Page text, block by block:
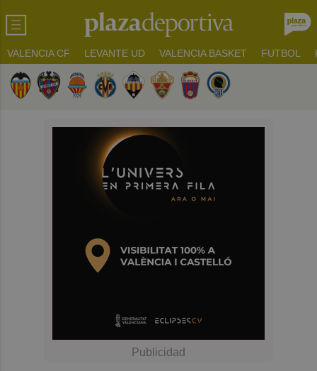
VALENCIA CF LEVANTE UD VALENCIA BASKET FUTBOL